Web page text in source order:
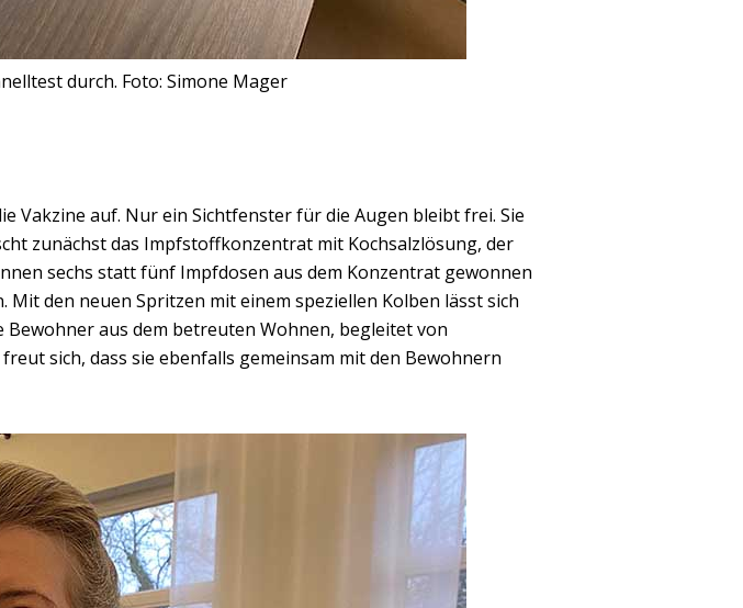
durch. Foto: Simone Mager
Vakzine auf. Nur ein Sichtfenster für die Augen bleibt frei. Sie
zunächst das Impfstoffkonzentrat mit Kochsalzlösung, der
sechs statt fünf Impfdosen aus dem Konzentrat gewonnen
den neuen Spritzen mit einem speziellen Kolben lässt sich
aus dem betreuten Wohnen, begleitet von
sich, dass sie ebenfalls gemeinsam mit den Bewohnern